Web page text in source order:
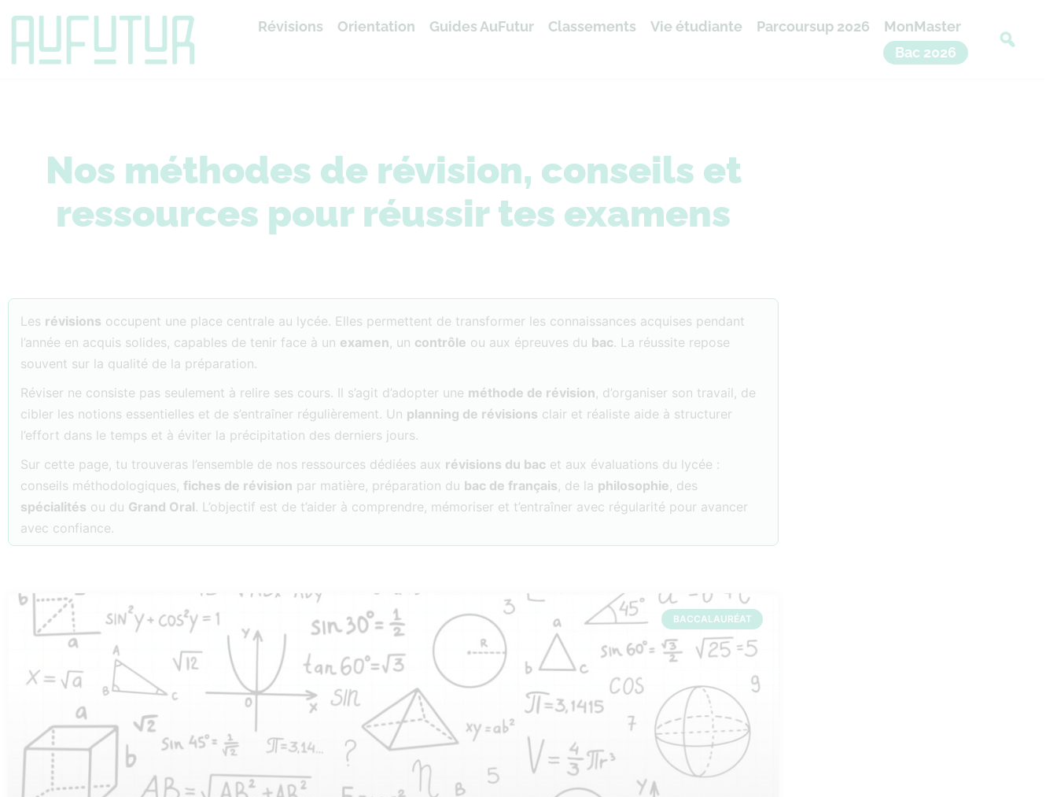
Révisions Orientation Guides AuFutur Classements Vie étudiante Parcoursup 2026
MonMaster
Bac 2026
Nos méthodes de révision, conseils et
ressources pour réussir tes examens
Les révisions occupent une place centrale au lycée. Elles permettent de transformer les connaissances acquises pendant
l’année en acquis solides, capables de tenir face à un examen, un contrôle ou aux épreuves du bac. La réussite repose
souvent sur la qualité de la préparation.
Réviser ne consiste pas seulement à relire ses cours. Il s’agit d’adopter une méthode de révision, d’organiser son travail, de
cibler les notions essentielles et de s’entraîner régulièrement. Un planning de révisions clair et réaliste aide à structurer
l’effort dans le temps et à éviter la précipitation des derniers jours.
Sur cette page, tu trouveras l’ensemble de nos ressources dédiées aux révisions du bac et aux évaluations du lycée :
conseils méthodologiques, fiches de révision par matière, préparation du bac de français, de la philosophie, des
spécialités ou du Grand Oral. L’objectif est de t’aider à comprendre, mémoriser et t’entraîner avec régularité pour avancer
avec confiance.
BACCALAURÉAT